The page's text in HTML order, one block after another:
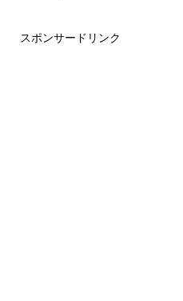
スポンサードリンク